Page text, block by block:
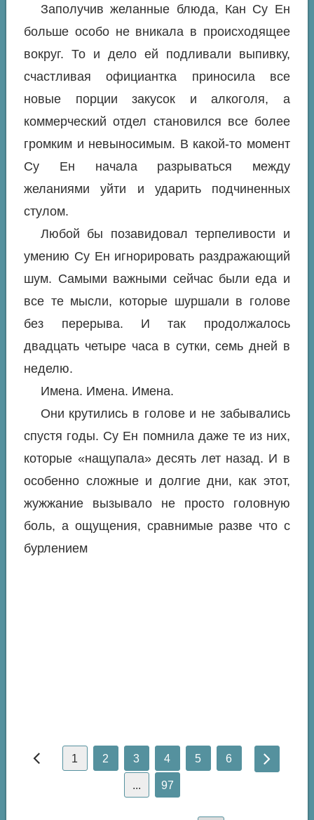
Заполучив желанные блюда, Кан Су Ен
больше особо не вникала в происходящее
вокруг. То и дело ей подливали выпивку,
счастливая официантка приносила все
новые порции закусок и алкоголя, а
коммерческий отдел становился все более
громким и невыносимым. В какой-то момент
Су Ен начала разрываться между
желаниями уйти и ударить подчиненных
стулом.
Любой бы позавидовал терпеливости и
умению Су Ен игнорировать раздражающий
шум. Самыми важными сейчас были еда и
все те мысли, которые шуршали в голове
без перерыва. И так продолжалось
двадцать четыре часа в сутки, семь дней в
неделю.
Имена. Имена. Имена.
Они крутились в голове и не забывались
спустя годы. Су Ен помнила даже те из них,
которые «нащупала» десять лет назад. И в
особенно сложные и долгие дни, как этот,
жужжание вызывало не просто головную
боль, а ощущения, сравнимые разве что с
бурлением
1 2 3 4 5 6
... 97